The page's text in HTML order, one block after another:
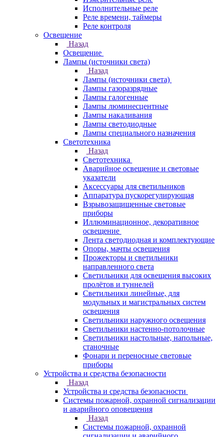
Исполнительные реле
Реле времени, таймеры
Реле контроля
Освещение
Назад
Освещение
Лампы (источники света)
Назад
Лампы (источники света)
Лампы газоразрядные
Лампы галогенные
Лампы люминесцентные
Лампы накаливания
Лампы светодиодные
Лампы специального назначения
Светотехника
Назад
Светотехника
Аварийное освещение и световые
указатели
Аксессуары для светильников
Аппаратура пускорегулирующая
Взрывозащищенные световые
приборы
Иллюминационное, декоративное
освещение
Лента светодиодная и комплектующие
Опоры, мачты освещения
Прожекторы и светильники
направленного света
Светильники для освещения высоких
пролётов и туннелей
Светильники линейные, для
модульных и магистральных систем
освещения
Светильники наружного освещения
Светильники настенно-потолочные
Светильники настольные, напольные,
станочные
Фонари и переносные световые
приборы
Устройства и средства безопасности
Назад
Устройства и средства безопасности
Системы пожарной, охранной сигнализации
и аварийного оповещения
Назад
Системы пожарной, охранной